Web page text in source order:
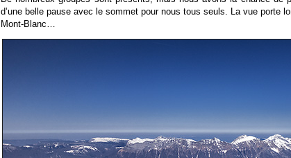
d’une belle pause avec le sommet pour nous tous seuls. La vue porte
Mont-Blanc…